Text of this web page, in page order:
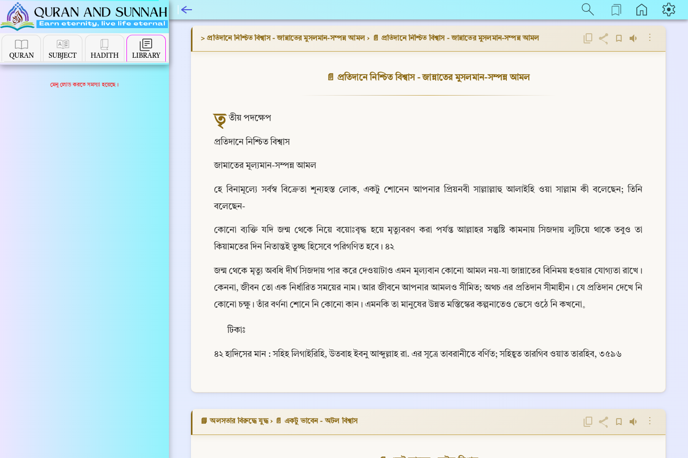
QURAN SUBJECT HADITH LIBRARY
মেনু লোড করতে সমস্যা হয়েছে।
> প্রতিদানে নিশ্চিত বিশ্বাস - জান্নাতের মুসলমান-সম্পন্ন আমল › 📄 প্রতিদানে নিশ্চিত বিশ্বাস - জান্নাতের মুসলমান-সম্পন্ন আমল ⋮
📄 প্রতিদানে নিশ্চিত বিশ্বাস - জান্নাতের মুসলমান-সম্পন্ন আমল
তৃ তীয় পদক্ষেপ
প্রতিদানে নিশ্চিত বিশ্বাস
জামাতের মূল্যমান-সম্পন্ন আমল
হে বিনামূল্যে সর্বস্ব বিক্রেতা শূন্যহস্ত লোক, একটু শোনেন আপনার প্রিয়নবী সাল্লাল্লাহু আলাইহি ওয়া সাল্লাম কী বলেছেন; তিনি
বলেছেন-
কোনো ব্যক্তি যদি জন্ম থেকে নিয়ে বয়োঃবৃদ্ধ হয়ে মৃত্যুবরণ করা পর্যন্ত আল্লাহর সন্তুষ্টি কামনায় সিজদায় লুটিয়ে থাকে তবুও তা
কিয়ামতের দিন নিতান্তই তুচ্ছ হিসেবে পরিগণিত হবে। ৪২
জন্ম থেকে মৃত্যু অবধি দীর্ঘ সিজদায় পার করে দেওয়াটাও এমন মূল্যবান কোনো আমল নয়-যা জান্নাতের বিনিময় হওয়ার যোগ্যতা রাখে।
কেননা, জীবন তো এক নির্ধারিত সময়ের নাম। আর জীবনে আপনার আমলও সীমিত; অথচ এর প্রতিদান সীমাহীন। যে প্রতিদান দেখে নি
কোনো চক্ষু। তাঁর বর্ণনা শোনে নি কোনো কান। এমনকি তা মানুষের উন্নত মস্তিস্কের কল্পনাতেও ভেসে ওঠে নি কখনো。
টিকাঃ
৪২ হাদিসের মান : সহিহ লিগাইরিহি, উতবাহ ইবনু আব্দুল্লাহ রা. এর সূত্রে তাবরানীতে বর্ণিত; সহিহ্বত তারগিব ওয়াত তারহিব, ৩৫৯৬
📘 অলসতার বিরুদ্ধে যুদ্ধ › 📄 একটু ভাবেন - অটল বিশ্বাস ⋮